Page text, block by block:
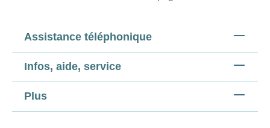
Assistance téléphonique
Infos, aide, service
Plus